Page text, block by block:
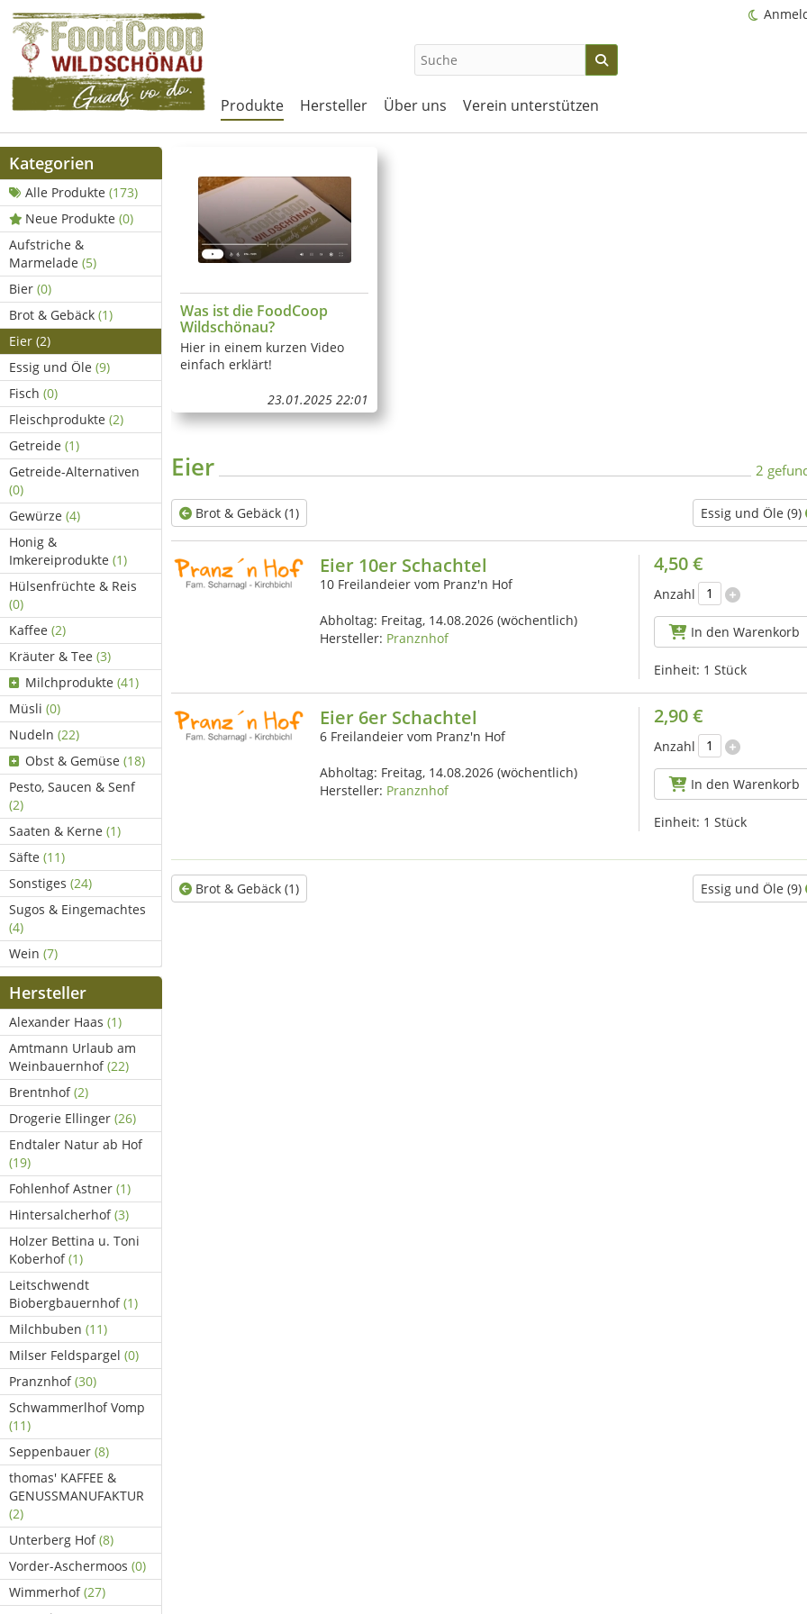
Produkte Hersteller Über uns Verein unterstützen
Kategorien
Alle Produkte (173)
Neue Produkte (0)
Aufstriche &
Marmelade (5)
Bier (0)
Brot & Gebäck (1)
Eier (2)
Essig und Öle (9)
Fisch (0)
Fleischprodukte (2)
Getreide (1)
Getreide-Alternativen
(0)
Gewürze (4)
Honig &
Imkereiprodukte (1)
Hülsenfrüchte & Reis
(0)
Kaffee (2)
Kräuter & Tee (3)
Milchprodukte (41)
Müsli (0)
Nudeln (22)
Obst & Gemüse (18)
Pesto, Saucen & Senf
(2)
Saaten & Kerne (1)
Säfte (11)
Sonstiges (24)
Sugos & Eingemachtes
(4)
Wein (7)
Hersteller
Alexander Haas (1)
Amtmann Urlaub am
Weinbauernhof(22)
Brentnhof(2)
Drogerie Ellinger (26)
Endtaler Natur ab Hof
(19)
Fohlenhof Astner (1)
Hintersalcherhof(3)
Holzer Bettina u. Toni
Koberhof(1)
Leitschwendt
Biobergbauernhof(1)
Milchbuben (11)
Milser Feldspargel (0)
Pranznhof(30)
Schwammerlhof Vomp
(11)
Seppenbauer (8)
thomas' KAFFEE &
GENUSSMANUFAKTUR
(2)
Unterberg Hof(8)
Vorder-Aschermoos (0)
Wimmerhof(27)
Was ist die FoodCoop
Wildschönau?
Hier in einem kurzen Video
einfach erklärt!
23.01.2025 22:01
Eier 2
Essig und Öle (9)
Brot & Gebäck (1)
Eier 10er Schachtel
10 Freilandeier vom Pranz'n Hof
Abholtag: Freitag, 14.08.2026 (wöchentlich)
Hersteller: Pranznhof
4,50 €
Anzahl
In den Warenkorb
Einheit: 1 Stück
Eier 6er Schachtel
6 Freilandeier vom Pranz'n Hof
Abholtag: Freitag, 14.08.2026 (wöchentlich)
Hersteller: Pranznhof
2,90 €
Anzahl
In den Warenkorb
Einheit: 1 Stück
Brot & Gebäck (1) Essig und Öle (9)